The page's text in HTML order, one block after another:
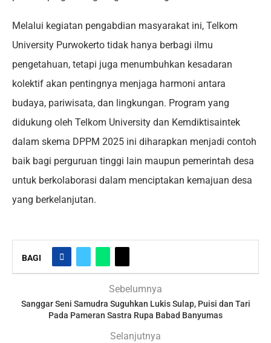
Melalui kegiatan pengabdian masyarakat ini, Telkom
University Purwokerto tidak hanya berbagi ilmu
pengetahuan, tetapi juga menumbuhkan kesadaran
kolektif akan pentingnya menjaga harmoni antara
budaya, pariwisata, dan lingkungan. Program yang
didukung oleh Telkom University dan Kemdiktisaintek
dalam skema DPPM 2025 ini diharapkan menjadi contoh
baik bagi perguruan tinggi lain maupun pemerintah desa
untuk berkolaborasi dalam menciptakan kemajuan desa
yang berkelanjutan.
BAGI
Sebelumnya
Sanggar Seni Samudra Suguhkan Lukis Sulap, Puisi dan Tari
Pada Pameran Sastra Rupa Babad Banyumas
Selanjutnya